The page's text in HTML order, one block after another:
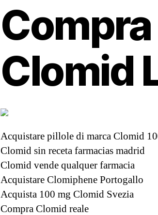
Compra
Clomid
Acquistare pillole di marca Clomid
Clomid sin receta farmacias madrid
Clomid vende qualquer farmacia
Acquistare Clomiphene Portogallo
Acquista 100 mg Clomid Svezia
Compra Clomid reale